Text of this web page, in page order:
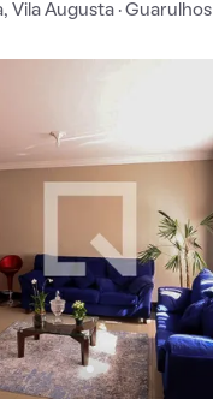
Vila Augusta · Guarulhos